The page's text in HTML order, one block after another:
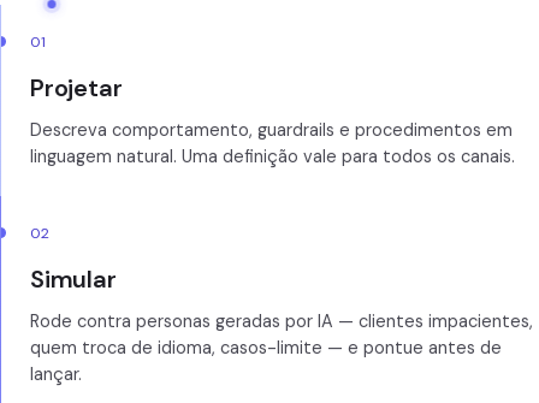
01
Projetar
Descreva comportamento, guardrails e procedimentos em
linguagem natural. Uma definição vale para todos os canais.
02
Simular
Rode contra personas geradas por IA — clientes impacientes,
quem troca de idioma, casos-limite — e pontue antes de
lançar.